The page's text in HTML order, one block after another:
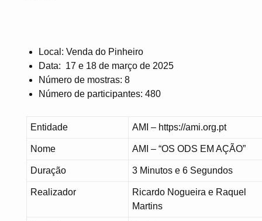
Local: Venda do Pinheiro
Data: 17 e 18 de março de 2025
Número de mostras: 8
Número de participantes: 480
Entidade AMI – https://ami.org.pt
Nome AMI – “OS ODS EM AÇÃO”
Duração 3 Minutos e 6 Segundos
Realizador
Ricardo Nogueira e Raquel
Martins